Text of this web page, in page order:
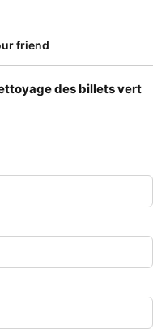
friend
des billets vert